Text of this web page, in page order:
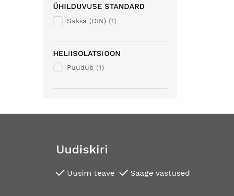
ÜHILDUVUSE STANDARD
Saksa (DIN) 1
HELIISOLATSIOON
Puudub 1
Uudiskiri
Uusim teave Saage vastused